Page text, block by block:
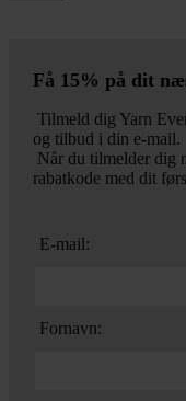
Få 15% på dit
Tilmeld dig Yarn
og tilbud i din e-mail.
Når du tilmelder dig
rabatkode med dit
E-mail:
Fornavn: